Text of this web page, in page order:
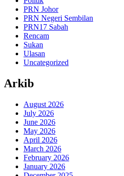
PRN Johor
PRN Negeri Sembilan
PRN17 Sabah
Rencam
Sukan
Ulasan
Uncategorized
Arkib
August 2026
July 2026
June 2026
May 2026
April 2026
March 2026
February 2026
January 2026